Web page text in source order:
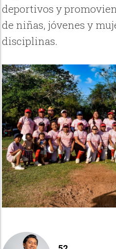
deportivos y
de niñas, jóvenes y
disciplinas.